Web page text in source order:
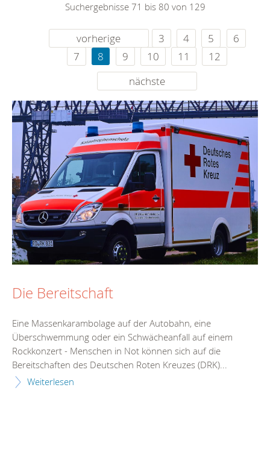
Suchergebnisse 71 bis 80 von 129
vorherige 3 4 5
6
7
8 9 10 11
12
nächste
Die Bereitschaft
Eine Massenkarambolage auf der Autobahn, eine
Überschwemmung oder ein Schwächeanfall auf einem
Rockkonzert - Menschen in Not können sich auf die
Bereitschaften des Deutschen Roten Kreuzes (DRK)...
Weiterlesen